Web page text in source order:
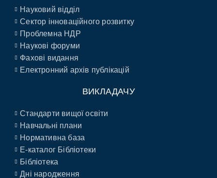
Науковий відділ
Сектор інноваційного розвитку
Проблемна НДР
Наукові форуми
Фахові видання
Електронний архів публікацій
ВИКЛАДАЧУ
Стандарти вищої освіти
Навчальні плани
Нормативна база
E-каталог Бібліотеки
Бібліотека
Дні народження